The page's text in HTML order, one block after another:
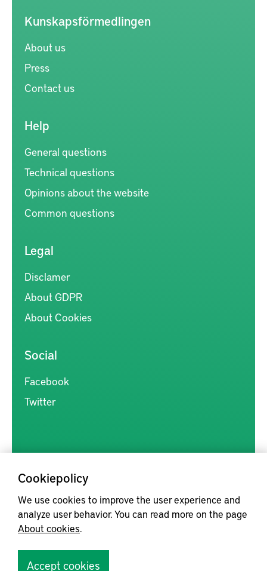
Cookiepolicy
We use cookies to improve the user experience and
analyze user behavior. You can read more on the page
About cookies.
Accept cookies
Kunskapsförmedlingen
About us
Press
Contact us
Help
General questions
Technical questions
Opinions about the website
Common questions
Legal
Disclamer
About GDPR
About Cookies
Social
Facebook
Twitter
Kunskapsförmedlingen är en samlingsplats för svensk forskning
inom produkt- och produktionsutveckling, med syftet att göra
forskningsresultat mer tillgängliga för industrin, samt att stärka
samverkan mellan högskolor, institut och näringsliv.